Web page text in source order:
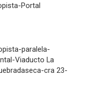
Portal
paralela-
Viaducto La
cra 23-